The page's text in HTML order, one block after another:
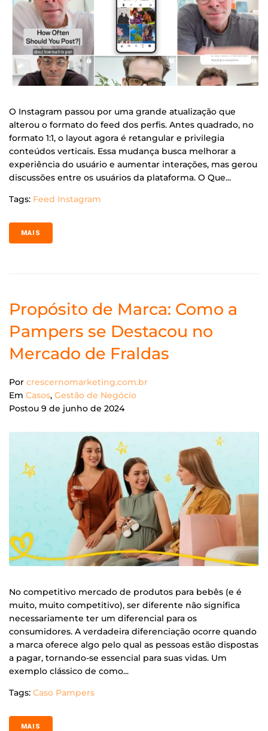
O Instagram passou por uma grande atualização que
alterou o formato do feed dos perfis. Antes quadrado, no
formato 1:1, o layout agora é retangular e privilegia
conteúdos verticais. Essa mudança busca melhorar a
experiência do usuário e aumentar interações, mas gerou
discussões entre os usuários da plataforma. O Que...
Tags: Feed Instagram
MAIS
Propósito de Marca: Como a
Pampers se Destacou no
Mercado de Fraldas
Por crescernomarketing.com.br
Em Casos, Gestão de Negócio
Postou 9 de junho de 2024
No competitivo mercado de produtos para bebês (e é
muito, muito competitivo), ser diferente não significa
necessariamente ter um diferencial para os
consumidores. A verdadeira diferenciação ocorre quando
a marca oferece algo pelo qual as pessoas estão dispostas
a pagar, tornando-se essencial para suas vidas. Um
exemplo clássico de como...
Tags: Caso Pampers
MAIS